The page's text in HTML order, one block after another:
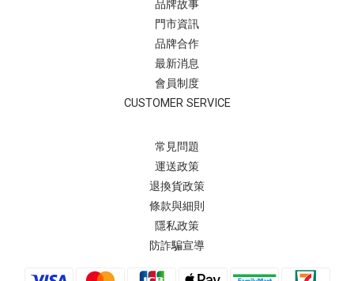
品牌故事
門市資訊
品牌合作
最新消息
會員制度
CUSTOMER SERVICE
常見問題
運送政策
退換貨政策
條款與細則
隱私政策
防詐騙宣導